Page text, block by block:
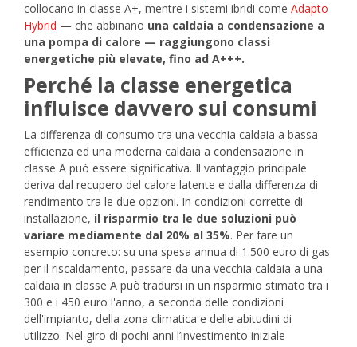
collocano in classe A+, mentre i sistemi ibridi come Adapto
Hybrid — che abbinano una caldaia a condensazione a
una pompa di calore — raggiungono classi
energetiche più elevate, fino ad A+++.
Perché la classe energetica
influisce davvero sui consumi
La differenza di consumo tra una vecchia caldaia a bassa
efficienza ed una moderna caldaia a condensazione in
classe A può essere significativa. Il vantaggio principale
deriva dal recupero del calore latente e dalla differenza di
rendimento tra le due opzioni. In condizioni corrette di
installazione, il risparmio tra le due soluzioni può
variare mediamente dal 20% al 35%. Per fare un
esempio concreto: su una spesa annua di 1.500 euro di gas
per il riscaldamento, passare da una vecchia caldaia a una
caldaia in classe A può tradursi in un risparmio stimato tra i
300 e i 450 euro l'anno, a seconda delle condizioni
dell'impianto, della zona climatica e delle abitudini di
utilizzo. Nel giro di pochi anni l’investimento iniziale